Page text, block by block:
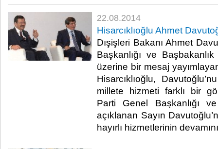
22.08.2014
Hisarcıklıoğlu Ahmet
Dışişleri Bakanı Ahmet
Başkanlığı ve Başbakanlık
üzerine bir mesaj
Hisarcıklıoğlu,
millete hizmeti farklı bir
Parti Genel Başkanlığı
açıklanan Sayın
hayırlı hizmetlerinin